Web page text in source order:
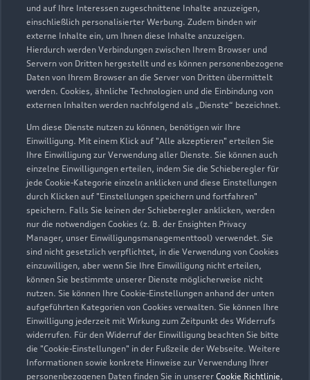
und auf Ihre Interessen zugeschnittene Inhalte anzuzeigen,
einschließlich personalisierter Werbung. Zudem binden wir
externe Inhalte ein, um Ihnen diese Inhalte anzuzeigen.
Hierdurch werden Verbindungen zwischen Ihrem Browser und
Servern von Dritten hergestellt und es können personenbezogene
Daten von Ihrem Browser an die Server von Dritten übermittelt
werden. Cookies, ähnliche Technologien und die Einbindung von
externen Inhalten werden nachfolgend als „Dienste“ bezeichnet.
Um diese Dienste nutzen zu können, benötigen wir Ihre
Einwilligung. Mit einem Klick auf "Alle akzeptieren" erteilen Sie
Ihre Einwilligung zur Verwendung aller Dienste. Sie können auch
einzelne Einwilligungen erteilen, indem Sie die Schieberegler für
jede Cookie-Kategorie einzeln anklicken und diese Einstellungen
durch Klicken auf "Einstellungen speichern und fortfahren"
speichern. Falls Sie keinen der Schieberegler anklicken, werden
nur die notwendigen Cookies (z. B. der Ensighten Privacy
Manager, unser Einwilligungsmanagementtool) verwendet. Sie
sind nicht gesetzlich verpflichtet, in die Verwendung von Cookies
einzuwilligen, aber wenn Sie Ihre Einwilligung nicht erteilen,
können Sie bestimmte unserer Dienste möglicherweise nicht
nutzen. Sie können Ihre Cookie-Einstellungen anhand der unten
aufgeführten Kategorien von Cookies verwalten. Sie können Ihre
Einwilligung jederzeit mit Wirkung zum Zeitpunkt des Widerrufs
widerrufen. Für den Widerruf der Einwilligung beachten Sie bitte
die "Cookie-Einstellungen" in der Fußzeile der Webseite. Weitere
Informationen sowie konkrete Hinweise zur Verwendung Ihrer
personenbezogenen Daten finden Sie in unserer Cookie Richtlinie,
Zur Reparatur